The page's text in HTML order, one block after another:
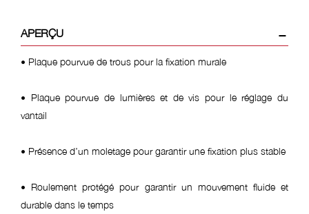
APERÇU
• Plaque pourvue de trous pour la fixation murale
• Plaque pourvue de lumières et de vis pour le réglage du
vantail
• Présence d’un moletage pour garantir une fixation plus stable
• Roulement protégé pour garantir un mouvement fluide et
durable dans le temps